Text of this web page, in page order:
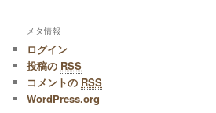
メタ情報
ログイン
投稿の RSS
コメントの RSS
WordPress.org